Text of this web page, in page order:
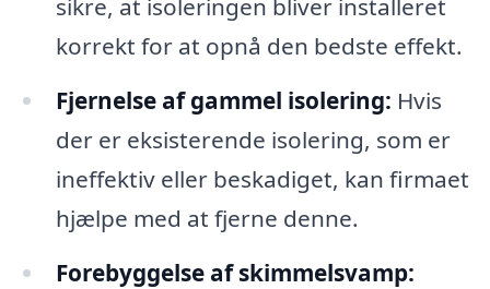
sikre, at isoleringen bliver installeret
korrekt for at opnå den bedste effekt.
Fjernelse af gammel isolering: Hvis
der er eksisterende isolering, som er
ineffektiv eller beskadiget, kan firmaet
hjælpe med at fjerne denne.
Forebyggelse af skimmelsvamp: